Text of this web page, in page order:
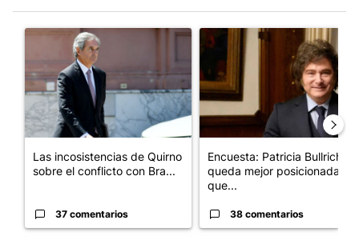
Un artículo de tendencia con el título "Las incosistencias de
Las incosistencias de Quirno
sobre el conflicto con Bra...
37 comentarios
Un artículo de tendencia con
Encuesta: Patricia Bullrich
queda mejor posicionada
que...
38 comentarios